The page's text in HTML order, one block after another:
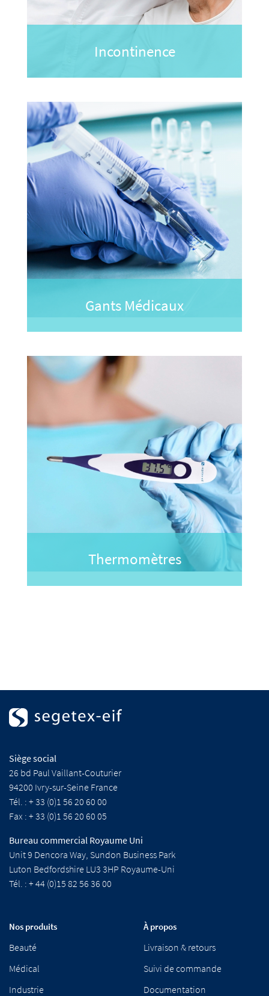
Incontinence
Gants Médicaux
Thermomètres
Siège social
26 bd Paul Vaillant-Couturier
94200 Ivry-sur-Seine France
Tél. : + 33 (0)1 56 20 60 00
Fax : + 33 (0)1 56 20 60 05
Bureau commercial Royaume Uni
Unit 9 Dencora Way, Sundon Business Park
Luton Bedfordshire LU3 3HP Royaume-Uni
Tél. : + 44 (0)15 82 56 36 00
Nos produits
Beauté
Médical
Industrie
À propos
Livraison & retours
Suivi de commande
Documentation